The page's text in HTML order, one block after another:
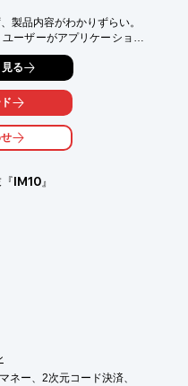
製品内容がわかりずらい。
ーザーがアプリケーション
外のエラーが出た…
処理で費用と工数がかかっ
業が増大している…
グラミング経験豊富な執筆
制作いたします。
る
IM10』
ネー、2次元コード決済、